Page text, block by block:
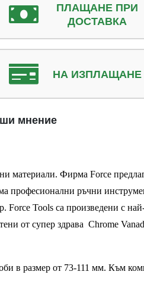
ПЛАЩАНЕ ПРИ
ДОСТАВКА
НА ИЗПЛАЩАНЕ
мнение
материали. Фирма Force
професионални ръчни
Force Tools са произведени с
от супер здрава Chrome
в размер от 73-111 мм. Към